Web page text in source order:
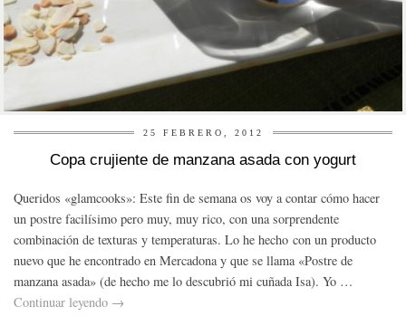
25 FEBRERO, 2012
Copa crujiente de manzana asada con yogurt
Queridos «glamcooks»: Este fin de semana os voy a contar cómo hacer
un postre facilísimo pero muy, muy rico, con una sorprendente
combinación de texturas y temperaturas. Lo he hecho con un producto
nuevo que he encontrado en Mercadona y que se llama «Postre de
manzana asada» (de hecho me lo descubrió mi cuñada Isa). Yo …
Continuar leyendo →